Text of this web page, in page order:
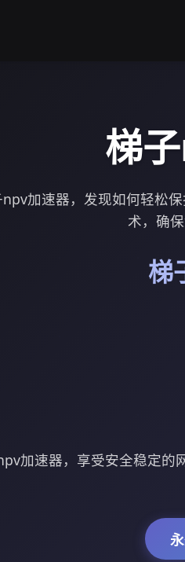
梯
加速器，发现如何轻松
术，确
梯
加速器，享受安全稳定的